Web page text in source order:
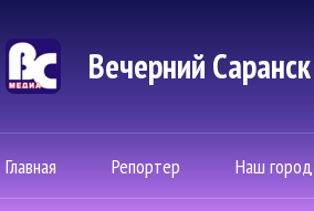
Вечерний
Главная Репортер Наш город